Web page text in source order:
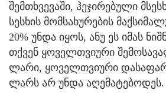
შემთხვევაში, ჰეჯირებული
სესხის მომსახურების
20% უნდა იყოს, ანუ ეს იმას
თქვენ ყოველთვიური
ლარი, ყოველთვიური
ლარს არ უნდა აღემატებოდეს.